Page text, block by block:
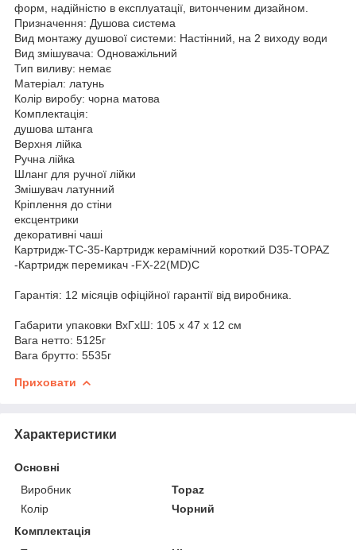
форм, надійністю в експлуатації, витонченим дизайном.
Призначення: Душова система
Вид монтажу душової системи: Настінний, на 2 виходу води
Вид змішувача: Одноважільний
Тип виливу: немає
Матеріал: латунь
Колір виробу: чорна матова
Комплектація:
душова штанга
Верхня лійка
Ручна лійка
Шланг для ручної лійки
Змішувач латунний
Кріплення до стіни
ексцентрики
декоративні чаші
Картридж-TC-35-Картридж керамічний короткий D35-TOPAZ
-Картридж перемикач -FX-22(MD)C
Гарантія: 12 місяців офіційної гарантії від виробника.
Габарити упаковки ВхГхШ: 105 х 47 х 12 см
Вага нетто: 5125г
Вага брутто: 5535г
Приховати
Характеристики
Основні
Виробник
Topaz
Колір
Чорний
Комплектація